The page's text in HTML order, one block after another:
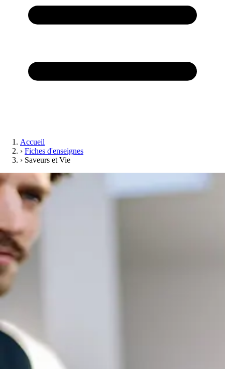
Accueil
› Fiches d'enseignes
› Saveurs et Vie